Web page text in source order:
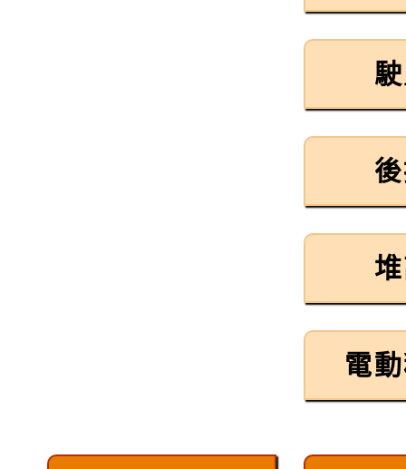
電